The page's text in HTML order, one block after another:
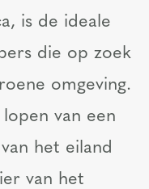
is de ideale
die op zoek
omgeving.
van een
het eiland
van het